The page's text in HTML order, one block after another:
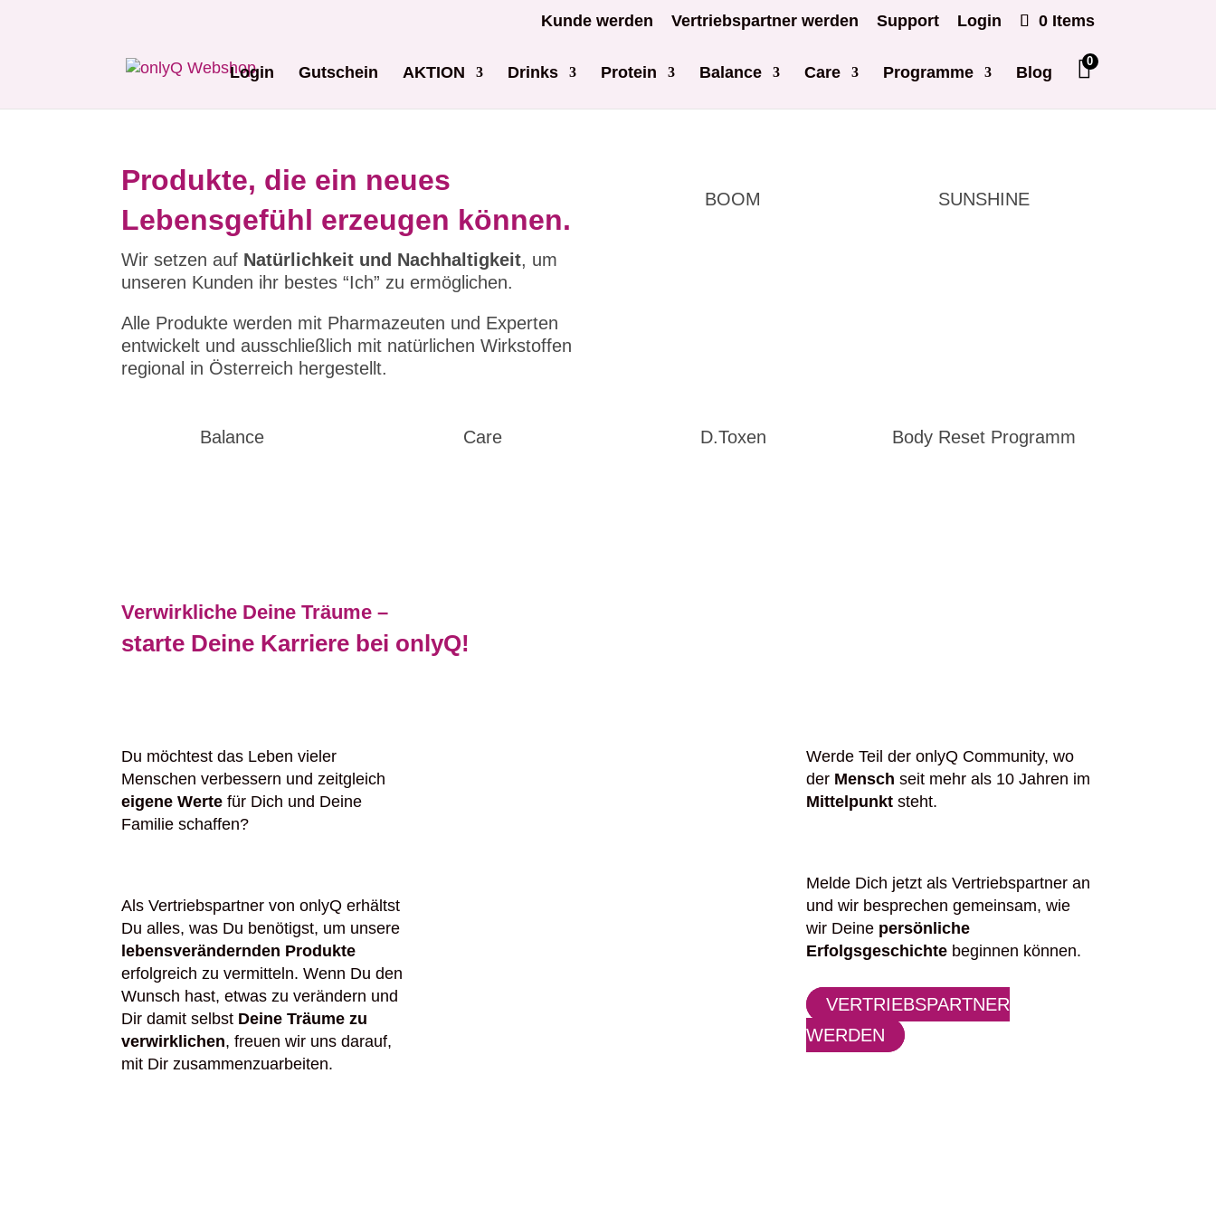
Kunde werden Vertriebspartner werden Support Login 0 Items
Login Gutschein AKTION Drinks Protein Balance Care Programme Blog
0
Produkte, die ein neues
Lebensgefühl erzeugen können.
Wir setzen auf Natürlichkeit und Nachhaltigkeit, um
unseren Kunden ihr bestes “Ich” zu ermöglichen.
Alle Produkte werden mit Pharmazeuten und Experten
entwickelt und ausschließlich mit natürlichen Wirkstoffen
regional in Österreich hergestellt.
BOOM SUNSHINE
Balance Care D.Toxen Body Reset Programm
Verwirkliche Deine Träume –
starte Deine Karriere bei onlyQ!
Du möchtest das Leben vieler
Menschen verbessern und zeitgleich
eigene Werte für Dich und Deine
Familie schaffen?
Als Vertriebspartner von onlyQ erhältst
Du alles, was Du benötigst, um unsere
lebensverändernden Produkte
erfolgreich zu vermitteln. Wenn Du den
Wunsch hast, etwas zu verändern und
Dir damit selbst Deine Träume zu
verwirklichen, freuen wir uns darauf,
mit Dir zusammenzuarbeiten.
Werde Teil der onlyQ Community, wo
der Mensch seit mehr als 10 Jahren im
Mittelpunktsteht.
Melde Dich jetzt als Vertriebspartner an
und wir besprechen gemeinsam, wie
wir Deine persönliche
Erfolgsgeschichtebeginnen können.
VERTRIEBSPARTNER
WERDEN